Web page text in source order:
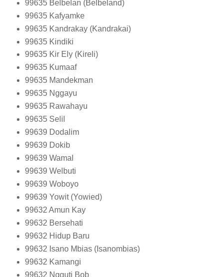
99635 Belbelan (Belbeland)
99635 Kafyamke
99635 Kandrakay (Kandrakai)
99635 Kindiki
99635 Kir Ely (Kireli)
99635 Kumaaf
99635 Mandekman
99635 Nggayu
99635 Rawahayu
99635 Selil
99639 Dodalim
99639 Dokib
99639 Wamal
99639 Welbuti
99639 Woboyo
99639 Yowit (Yowied)
99632 Amun Kay
99632 Bersehati
99632 Hidup Baru
99632 Isano Mbias (Isanombias)
99632 Kamangi
99632 Ngguti Bob